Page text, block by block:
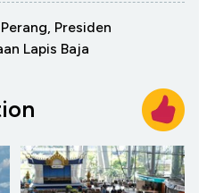
Presiden
Lapis Baja